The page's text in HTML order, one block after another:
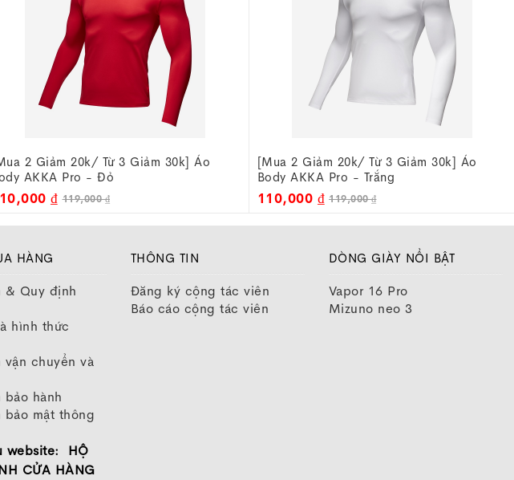
2 Giảm 20k/ Từ 3 Giảm 30k] Áo
AKKA Pro - Trắng
₫ 119,000 ₫
[Mua 2 Giảm 20k/ Từ 3 Giảm 30k] Áo
Body AKKA Pro - Trắng
110,000 ₫ 119,000 ₫
HÀNG
& Quy định
hình thức
vận chuyển và
bảo hành
bảo mật thông
website: HỘ
CỬA HÀNG
THÔNG TIN
Đăng ký cộng tác viên
Báo cáo cộng tác viên
DÒNG GIÀY NỔI BẬT
Vapor 16 Pro
Mizuno neo 3